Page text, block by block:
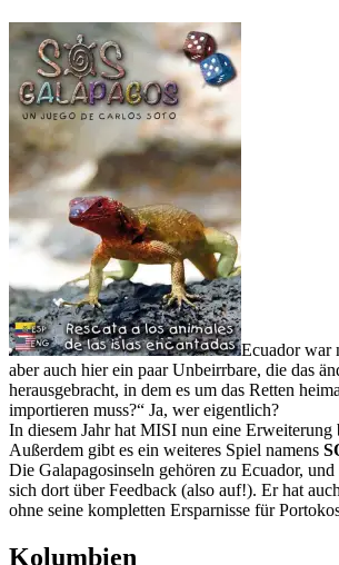
Ecuador war
aber auch hier ein paar Unbeirrbare, die das
herausgebracht, in dem es um das Retten
importieren muss?“ Ja, wer eigentlich?
In diesem Jahr hat MISI nun eine
Außerdem gibt es ein weiteres Spiel namens
Die Galapagosinseln gehören zu Ecuador,
sich dort über Feedback (also auf!). Er hat
ohne seine kompletten Ersparnisse für
Kolumbien